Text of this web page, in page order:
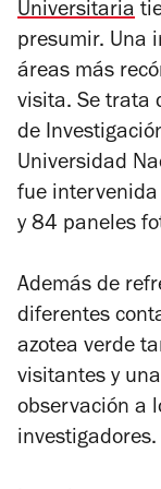
Universitaria
presumir. Una
áreas más
visita. Se trata
de
Universidad
fue
y 84 paneles
Además de
diferentes
azotea verde
visitantes y
observación a
investigadores.